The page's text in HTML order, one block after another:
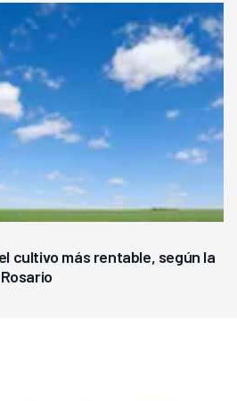
cultivo más rentable, según la